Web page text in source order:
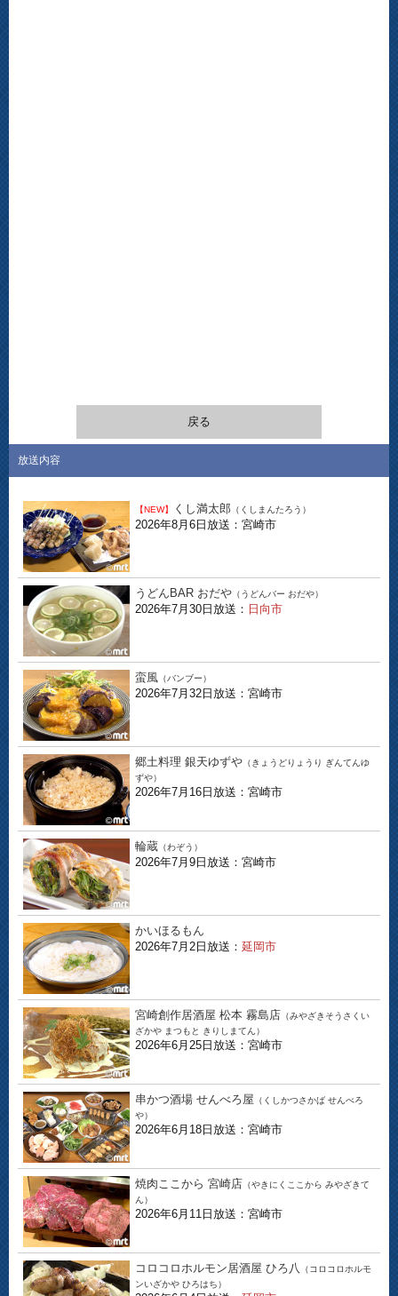
戻る
放送内容
【NEW】 くし満太郎 （くしまんたろう）
2026年8月6日放送：宮崎市
うどんBAR おだや （うどんバー おだや）
2026年7月30日放送： 日向市
蛮風 （バンブー）
2026年7月32日放送：宮崎市
郷土料理 銀天ゆずや （きょうどりょうり ぎんてんゆ
ずや）
2026年7月16日放送：宮崎市
輪蔵 （わぞう）
2026年7月9日放送：宮崎市
かいほるもん
2026年7月2日放送： 延岡市
宮崎創作居酒屋 松本 霧島店 （みやざきそうさくい
ざかや まつもと きりしまてん）
2026年6月25日放送：宮崎市
串かつ酒場 せんべろ屋 （くしかつさかば せんべろ
や）
2026年6月18日放送：宮崎市
焼肉ここから 宮崎店 （やきにくここから みやざきて
ん）
2026年6月11日放送：宮崎市
コロコロホルモン居酒屋 ひろ八
（コロコロホルモ
ンいざかや ひろはち）